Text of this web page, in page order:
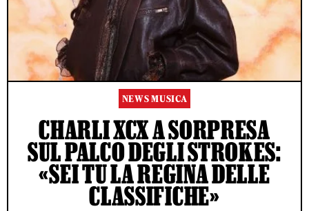
NEWS MUSICA
CHARLI XCX A SORPRESA
SUL PALCO DEGLI STROKES:
«SEI TU LA REGINA DELLE
CLASSIFICHE»